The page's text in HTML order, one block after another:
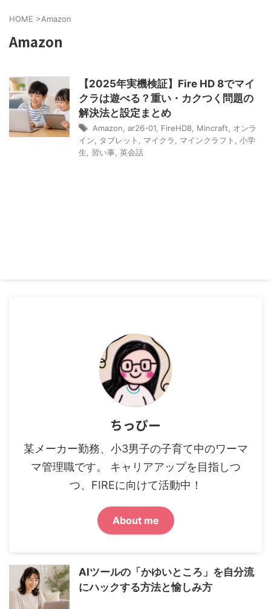
HOME >Amazon
Amazon
【2025年実機検証】Fire HD 8でマイ
クラは遊べる？重い・カクつく問題の
解決法と設定まとめ
Amazon ar26-01 FireHD8 Mincraft
オンラ
イン
タブレット マイクラ マインクラフト
小学
生
習い事 英会話
ちっぴー
某メーカー勤務、小3男子の子育て中のワーマ
マ管理職です。 キャリアアップを目指しつ
つ、FIREに向けて活動中！
About me
AIツールの「かゆいところ」を自分流
にハックする方法と愉しみ方